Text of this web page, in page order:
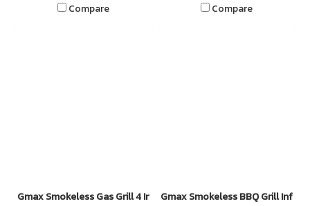
Compare Compare
Gmax Smokeless Gas Grill 4 Infrared Burner SK-110
Gmax Smokeless BBQ Grill